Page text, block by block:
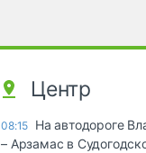
Центр
08:15 На автодороге
– Арзамас в